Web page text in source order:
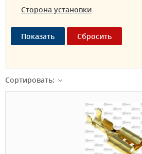
Сторона установки
Сортировать: